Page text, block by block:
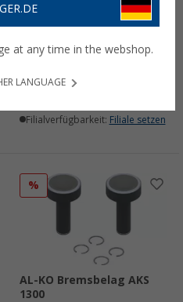
ALKO Reibebeläge AKS
(11)
32,99 €
Filialverfügbarkeit: Filiale setzen
%
AL-KO Bremsbelag AKS
1300
at any time in the webshop.
LANGUAGE